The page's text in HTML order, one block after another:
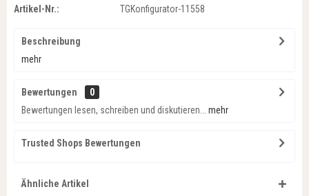
Artikel-Nr.: TGKonfigurator-11558
Beschreibung
mehr
Bewertungen
0
Bewertungen lesen, schreiben und diskutieren...
mehr
Trusted Shops Bewertungen
Ähnliche Artikel